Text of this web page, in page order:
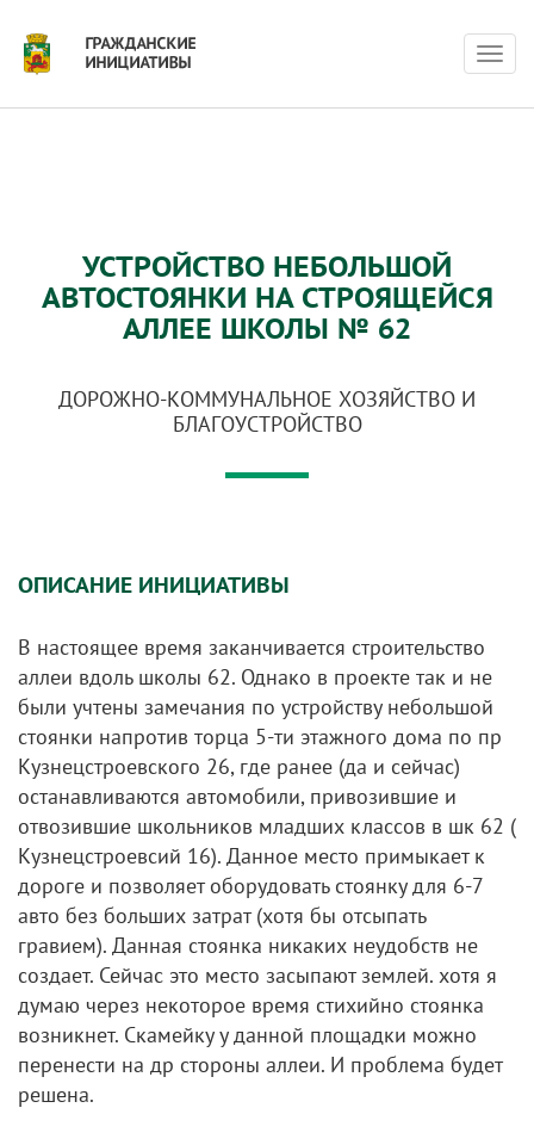
УСТРОЙСТВО НЕБОЛЬШОЙ
АВТОСТОЯНКИ НА СТРОЯЩЕЙСЯ
АЛЛЕЕ ШКОЛЫ № 62
ДОРОЖНО-КОММУНАЛЬНОЕ ХОЗЯЙСТВО И
БЛАГОУСТРОЙСТВО
ОПИСАНИЕ ИНИЦИАТИВЫ
В настоящее время заканчивается строительство
аллеи вдоль школы 62. Однако в проекте так и не
были учтены замечания по устройству небольшой
стоянки напротив торца 5-ти этажного дома по пр
Кузнецстроевского 26, где ранее (да и сейчас)
останавливаются автомобили, привозившие и
отвозившие школьников младших классов в шк 62 (
Кузнецстроевсий 16). Данное место примыкает к
дороге и позволяет оборудовать стоянку для 6-7
авто без больших затрат (хотя бы отсыпать
гравием). Данная стоянка никаких неудобств не
создает. Сейчас это место засыпают землей. хотя я
думаю через некоторое время стихийно стоянка
возникнет. Скамейку у данной площадки можно
перенести на др стороны аллеи. И проблема будет
решена.